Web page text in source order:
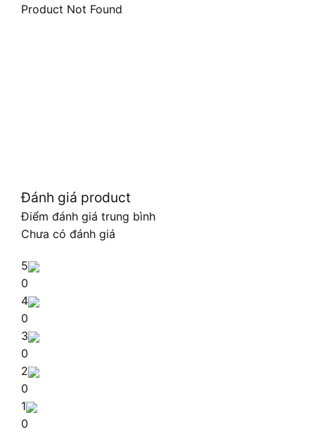
Product Not Found
Đánh giá product
Điểm đánh giá trung bình
Chưa có đánh giá
5
0
4
0
3
0
2
0
1
0